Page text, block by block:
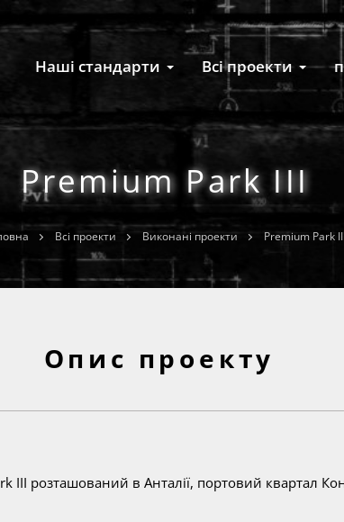
Наші стандарти Всі проекти
Premium Park III
Всі проекти Виконані проекти Premium Park
Опис проекту
III розташований в Анталії, портовий квартал